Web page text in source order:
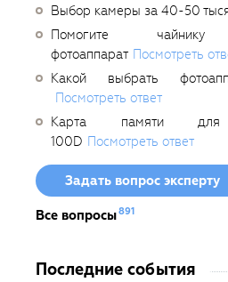
Выбор камеры за 40-50
Помогите
фотоаппарат Посмотреть
Какой выбрать
Посмотреть ответ
Карта памяти
100D Посмотреть ответ
Задать вопрос эксперту
Все вопросы891
Последние события